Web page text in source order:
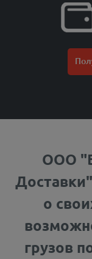
ООО
о
грузов